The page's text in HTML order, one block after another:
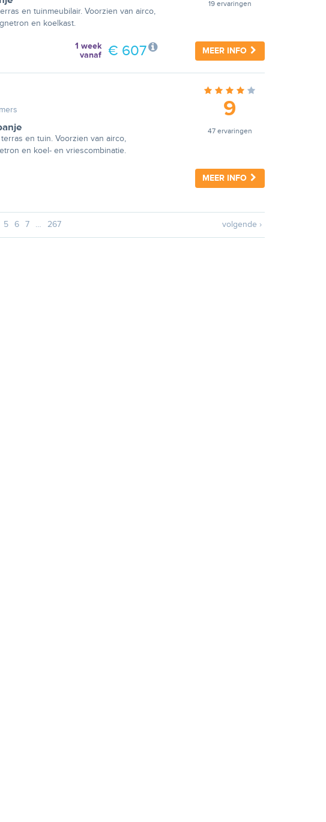
en tuinmeubilair. Voorzien van airco,
en koelkast.
19 ervaringen
MEER INFO
1 week
vanaf
€ 607
en tuin. Voorzien van airco,
en koel- en vriescombinatie.
9
47 ervaringen
MEER INFO
5 6 7 … 267 volgende ›